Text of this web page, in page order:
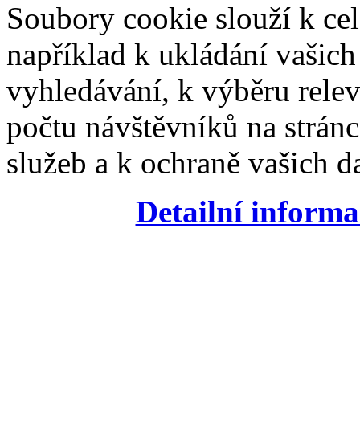
Soubory cookie slouží k
například k ukládání
vyhledávání, k výběru
počtu návštěvníků na
služeb a k ochraně vašich
Detailní